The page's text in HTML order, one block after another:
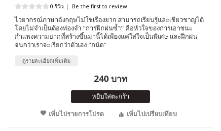
0 รีวิว | Be the first to review
ไวยากรณ์ภาษาอังกฤษไม่ใช่เรื่องยาก สามารถเรียนรู้และเชียวชาญได้
โดยไม่จำเป็นต้องท่องจำ "การฝึกฝนซ้ำ" คือหัวใจของการเอาชนะ
กำเเพงความยากที่สร้างขึ้นมานี้ได้เพียงแค่ใส่ใจเป็นพิเศษ และฝึกฝน
จนกว่าเราจะเรียกว่าตัวเอง "ถนัด"
ดูรายละเอียดเพิ่มเติม
240 บาท
หยิบใส่ตะกร้า
เพิ่มไปรายการโปรด
เพิ่มไปเปรียบเทียบ